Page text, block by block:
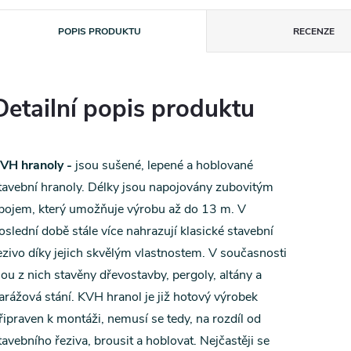
POPIS PRODUKTU RECENZE
popis produktu
hranoly - jsou sušené, lepené a hoblované
hranoly. Délky jsou napojovány zubovitým
který umožňuje výrobu až do 13 m. V
době stále více nahrazují klasické stavební
díky jejich skvělým vlastnostem. V současnosti
z nich stavěny dřevostavby, pergoly, altány a
stání. KVH hranol je již hotový výrobek
k montáži, nemusí se tedy, na rozdíl od
řeziva, brousit a hoblovat. Nejčastěji se